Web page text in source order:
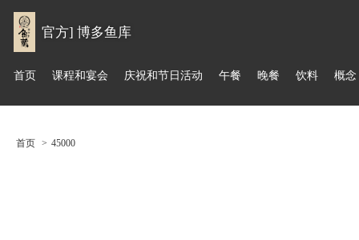
官方] 博多鱼库
首页 课程和宴会 庆祝和节日活动 午餐 晚餐 饮料 概念
首页 45000